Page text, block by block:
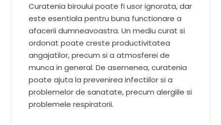
Curatenia biroului poate fi usor ignorata, dar
este esentiala pentru buna functionare a
afacerii dumneavoastra. Un mediu curat si
ordonat poate creste productivitatea
angajatilor, precum si a atmosferei de
munca in general. De asemenea, curatenia
poate ajuta la prevenirea infectiilor si a
problemelor de sanatate, precum alergiile si
problemele respiratorii.